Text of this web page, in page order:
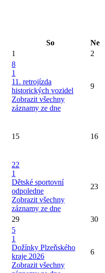
So
Ne
1 2
8
1
11. retrojízda
historických vozidel
Zobrazit všechny
záznamy ze dne
9
15 16
22
1
Dětské sportovní
odpoledne
Zobrazit všechny
záznamy ze dne
23
29 30
5
1
Dožínky Plzeňského
kraje 2026
Zobrazit všechny
6